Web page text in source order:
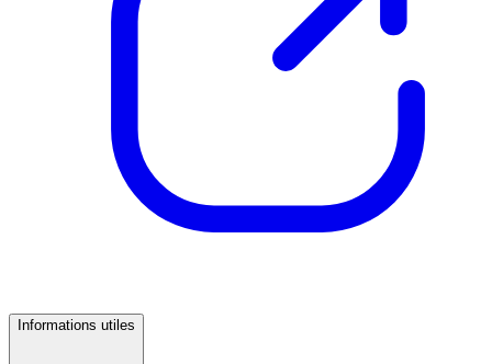
Informations utiles